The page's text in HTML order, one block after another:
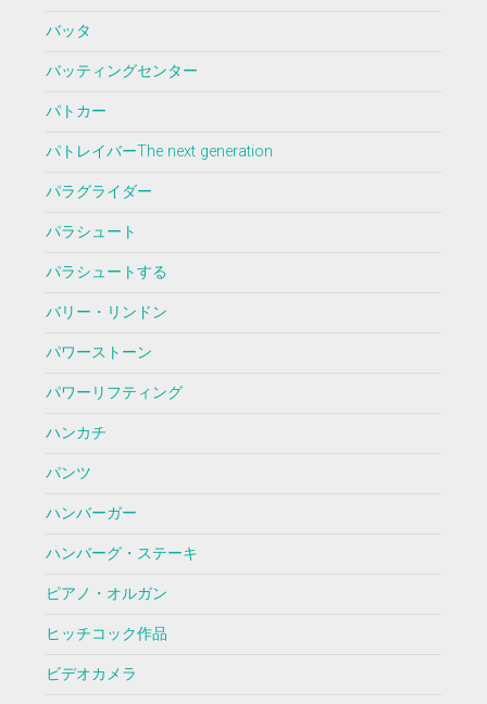
バッタ
バッティングセンター
パトカー
パトレイバーThe next generation
パラグライダー
パラシュート
パラシュートする
バリー・リンドン
パワーストーン
パワーリフティング
ハンカチ
パンツ
ハンバーガー
ハンバーグ・ステーキ
ピアノ・オルガン
ヒッチコック作品
ビデオカメラ